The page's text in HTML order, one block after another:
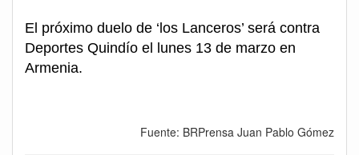
El próximo duelo de ‘los Lanceros’ será contra
Deportes Quindío el lunes 13 de marzo en
Armenia.
Fuente: BRPrensa Juan Pablo Gómez